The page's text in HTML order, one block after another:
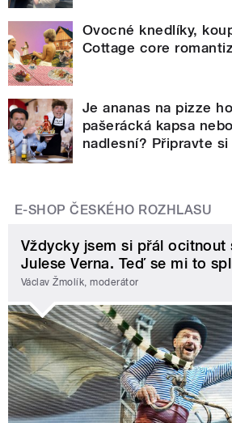
Ovocné knedlíky,
Cottage core
Je ananas na pizze
pašerácká kapsa
nadlesní? Připravte si
E-SHOP ČESKÉHO ROZHLASU
Vždycky jsem si přál ocitnout
Julese Verna. Teď se mi to
Václav Žmolík, moderátor